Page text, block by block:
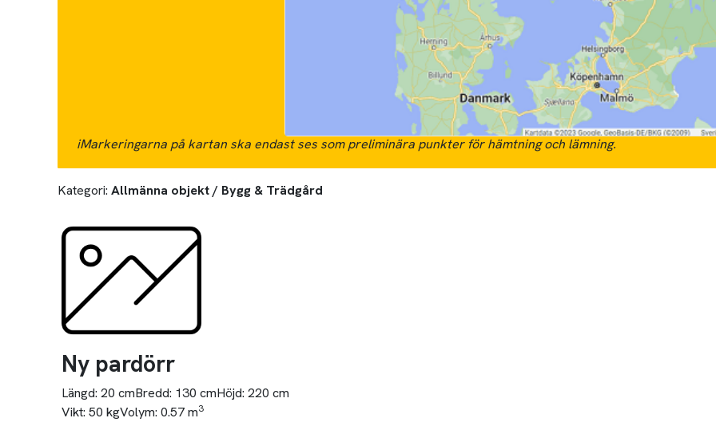
iMarkeringarna på kartan ska endast ses som preliminära punkter för hämtning och lämning.
Kategori: Allmänna objekt / Bygg & Trädgård
Ny pardörr
Längd: 20 cmBredd: 130 cmHöjd: 220 cm
Vikt: 50 kgVolym: 0.57 m3